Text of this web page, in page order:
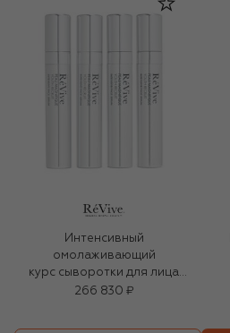
Интенсивный
омолаживающий
курс сыворотки для лица
(4x5ml)
266 830 ₽